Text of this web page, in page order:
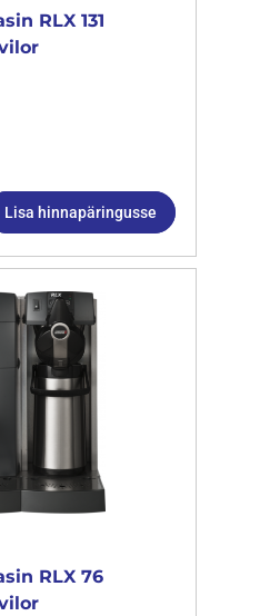
RLX 131
Lisa hinnapäringusse
RLX 76